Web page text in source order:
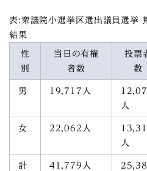
表:衆議院小選挙区選出議員選挙
結果
性
別
当日の有権
者数
投票
数
男 19,717人
人
女 22,062人
人
計 41,779人